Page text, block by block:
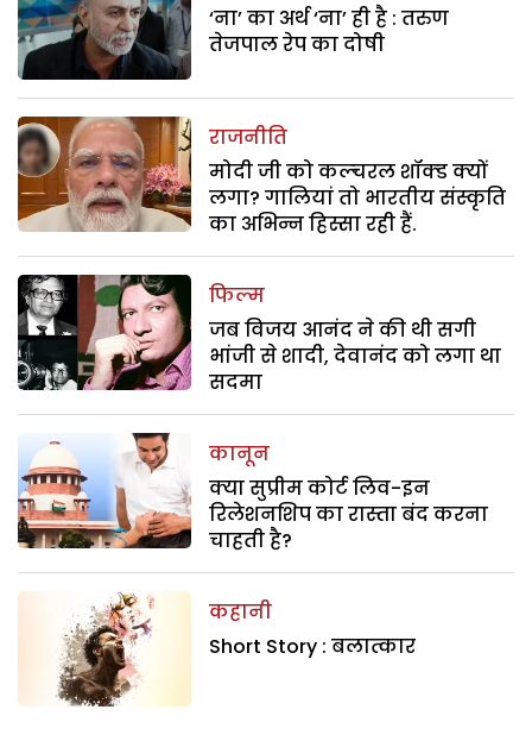
‘ना’ का अर्थ ‘ना’ ही है : तरुण
तेजपाल रेप का दोषी
राजनीति
मोदी जी को कल्चरल शॉक्ड क्यों
लगा? गालियां तो भारतीय संस्कृति
का अभिन्न हिस्सा रही हैं.
फिल्म
जब विजय आनंद ने की थी सगी
भांजी से शादी, देवानंद को लगा था
सदमा
कानून
क्या सुप्रीम कोर्ट लिव-इन
रिलेशनशिप का रास्ता बंद करना
चाहती है?
कहानी
Short Story : बलात्कार